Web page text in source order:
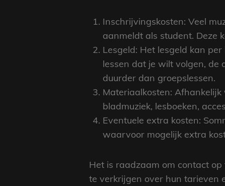
Inschrijvingskosten: Veel
aanmeldt als student. Deze
Lesgeld: Het lesgeld kan
lessen dat je wilt volgen, de
duurder dan groepslessen.
Materiaalkosten:
bladmuziek, lesboeken,
Eventuele extra kosten:
waarvoor mogelijk extra
Het is raadzaam om contact
te verkrijgen over hun tarieven